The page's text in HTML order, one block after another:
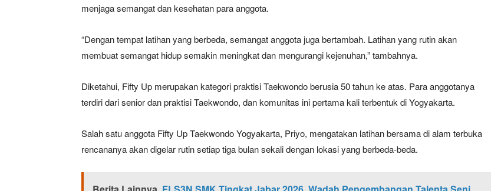
menjaga semangat dan kesehatan para anggota.
“Dengan tempat latihan yang berbeda, semangat anggota juga bertambah. Latihan yang rutin akan
membuat semangat hidup semakin meningkat dan mengurangi kejenuhan,” tambahnya.
Diketahui, Fifty Up merupakan kategori praktisi Taekwondo berusia 50 tahun ke atas. Para anggotanya
terdiri dari senior dan praktisi Taekwondo, dan komunitas ini pertama kali terbentuk di Yogyakarta.
Salah satu anggota Fifty Up Taekwondo Yogyakarta, Priyo, mengatakan latihan bersama di alam terbuka
rencananya akan digelar rutin setiap tiga bulan sekali dengan lokasi yang berbeda-beda.